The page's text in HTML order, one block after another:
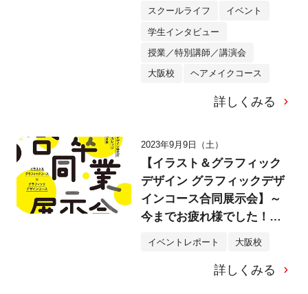
スクールライフ イベント
学生インタビュー
授業／特別講師／講演会
大阪校 ヘアメイクコース
詳しくみる
2023年9月9日（土）
【イラスト＆グラフィック
デザイン グラフィックデザ
インコース合同展示会】～
今までお疲れ様でした！集
大成となる合同展示会の様
イベントレポート 大阪校
詳しくみる